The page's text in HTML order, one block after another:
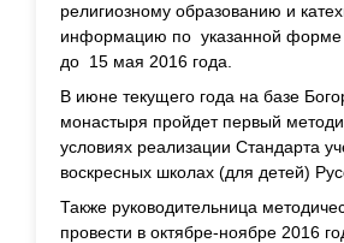
религиозному образованию и
информацию по указанной форме
до 15 мая 2016 года.
В июне текущего года на базе
монастыря пройдет первый
условиях реализации Стандарта
воскресных школах (для детей)
Также руководительница
провести в октябре-ноябре 2016